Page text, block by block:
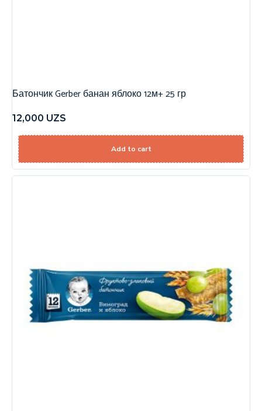
Батончик Gerber банан яблоко 12м+ 25 гр
12,000 UZS
Add to cart